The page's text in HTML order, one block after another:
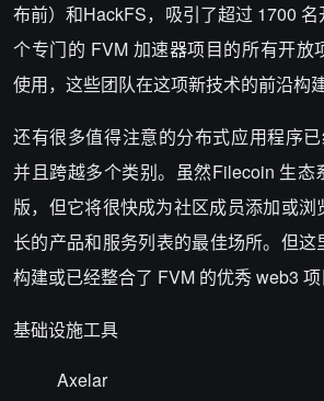
布前）和HackFS，吸引了超过 1700
个专门的 FVM 加速器项目的所有开放
使用，这些团队在这项新技术的前沿构
还有很多值得注意的分布式应用程序已
并且跨越多个类别。虽然Filecoin 生态
版，但它将很快成为社区成员添加或
长的产品和服务列表的最佳场所。但
构建或已经整合了 FVM 的优秀 web3 项
基础设施工具
Axelar